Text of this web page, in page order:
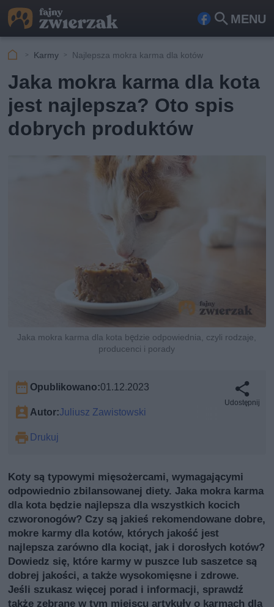
MENU
Fa
ook
Szu
Karmy Najlepsza mokra karma dla kotów
Jaka mokra karma dla kota
jest najlepsza? Oto spis
dobrych produktów
Jaka mokra karma dla kota będzie odpowiednia, czyli rodzaje,
producenci i porady
Opublikowano:01.12.2023
Autor:Juliusz Zawistowski
Drukuj
Udostępnij
Koty są typowymi mięsożercami, wymagającymi
odpowiednio zbilansowanej diety. Jaka mokra karma
dla kota będzie najlepsza dla wszystkich kocich
czworonogów? Czy są jakieś rekomendowane dobre,
mokre karmy dla kotów, których jakość jest
najlepsza zarówno dla kociąt, jak i dorosłych kotów?
Dowiedz się, które karmy w puszce lub saszetce są
dobrej jakości, a także wysokomięsne i zdrowe.
Jeśli szukasz więcej porad i informacji, sprawdź
także zebrane w tym miejscu artykuły o karmach dla